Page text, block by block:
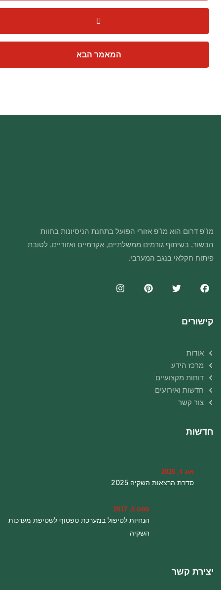
המאמר הבא
מו"פ דרום הוא מו"פ אזורי הפועל בתחנת הניסיונות בחוות
הבשור, בשיתוף גורמים ממשלתיים, אקדמיים ואזוריים, לטובת
פיתוח חקלאי בנגב המערבי.
קישורים
אודות
מרכז הידע
דוחות מקצועיים
חדשות ואירועים
צור קשר
חדשות
אוג 4, 2026
סדרת הרצאות השקיה 2025
ספט 5, 2017
הנחיות לטיפול במערכת טפטוף לשטיפת מערכות
השקיה
יצירת קשר